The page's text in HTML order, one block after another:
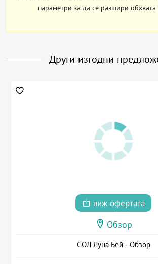
параметри за да се разшири обхвата
Други изгодни
виж офертата
Обзор
СОЛ Луна Бей - Обзор